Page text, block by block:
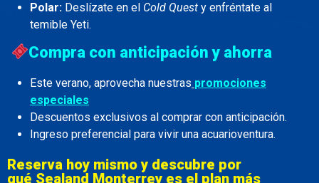
Polar: Deslízate en el Cold Quest y enfréntate al
temible Yeti.
Compra con anticipación y ahorra
Este verano, aprovecha nuestras promociones
especiales
Descuentos exclusivos al comprar con anticipación.
Ingreso preferencial para vivir una acuarioventura.
Reserva hoy mismo y descubre por
qué Sealand Monterrey es el plan más